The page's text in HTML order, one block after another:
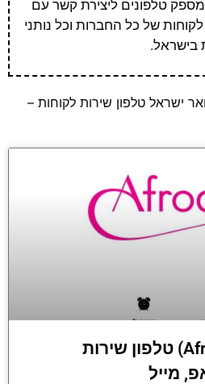
טלפונים ליצירת קשר עם
לקוחות של כל החברות וכל נותני
בישראל.
ישראל טלפון שירות לקוחות –
אפרודיטה (Afrodita) טלפון שירות
מייל